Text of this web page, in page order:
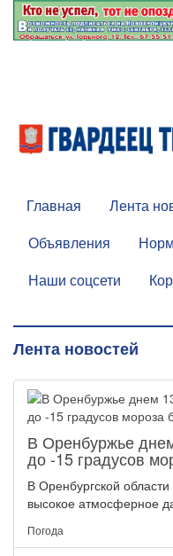
Главная Лента
Объявления
Наши соцсети
Лента новостей
В Оренбуржье
до -15 градусов
В Оренбургской
высокое атмосферное
Погода